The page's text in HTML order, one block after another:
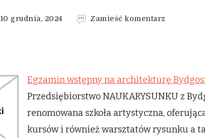
10 grudnia, 2024 Zamieść komentarz
Egzamin wstępny na architekturę
Przedsiębiorstwo NAUKARYSUNKU z
renomowana szkoła artystyczna,
kursów i również warsztatów rysunku a